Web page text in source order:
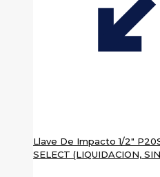
Llave De Impacto 1/2″
SELECT (LIQUIDACION,